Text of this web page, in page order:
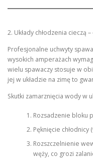
2. Układy chłodzenia cieczą
Profesjonalne uchwyty
wysokich amperażach
wielu spawaczy stosuje w
jej w układzie na zimę to
Skutki zamarznięcia wody w
Rozsadzenie bloku
Pęknięcie chłodnicy
Rozszczelnienie
węży, co grozi